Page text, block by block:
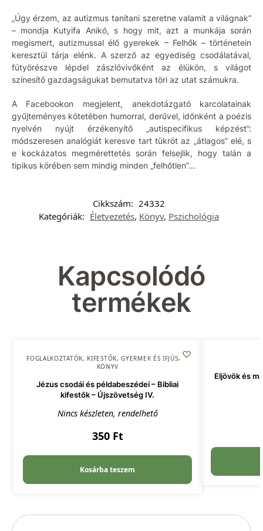
„Úgy érzem, az autizmus tanítani szeretne valamit a világnak”
– mondja Kutyifa Anikó, s hogy mit, azt a munkája során
megismert, autizmussal élő gyerekek – Felhők – történetein
keresztül tárja elénk. A szerző az egyediség csodálatával,
fütyörészve lépdel zászlóvivőként az élükön, s világot
színesítő gazdagságukat bemutatva töri az utat számukra.
A Facebookon megjelent, anekdotázgató karcolatainak
gyűjteményes kötetében humorral, derűvel, időnként a poézis
nyelvén nyújt érzékenyítő „autispecifikus képzést”:
módszeresen analógiát keresve tart tükröt az „átlagos” elé, s
e kockázatos megmérettetés során felsejlik, hogy talán a
tipikus körében sem mindig minden „felhőtlen”…
Cikkszám: 24332
Kategóriák: Életvezetés, Könyv, Pszichológia
Kapcsolódó
termékek
FOGLALKOZTATÓK, KIFESTŐK,GYERMEK ÉS IFJÚSÁG,
KÖNYV
Jézus csodái és példabeszédei – Bibliai
kifestők – Újszövetség IV.
Nincs készleten, rendelhető
350 Ft
Kosárba teszem
Eljövök és